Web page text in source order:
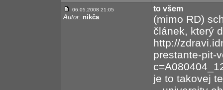
06.05.2008 21:05
Autor: nikča
to všem
(mimo RD)
článek, který
http://
prestante-pit-
je to takovej